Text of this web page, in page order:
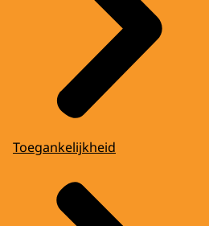
Toegankelijkheid